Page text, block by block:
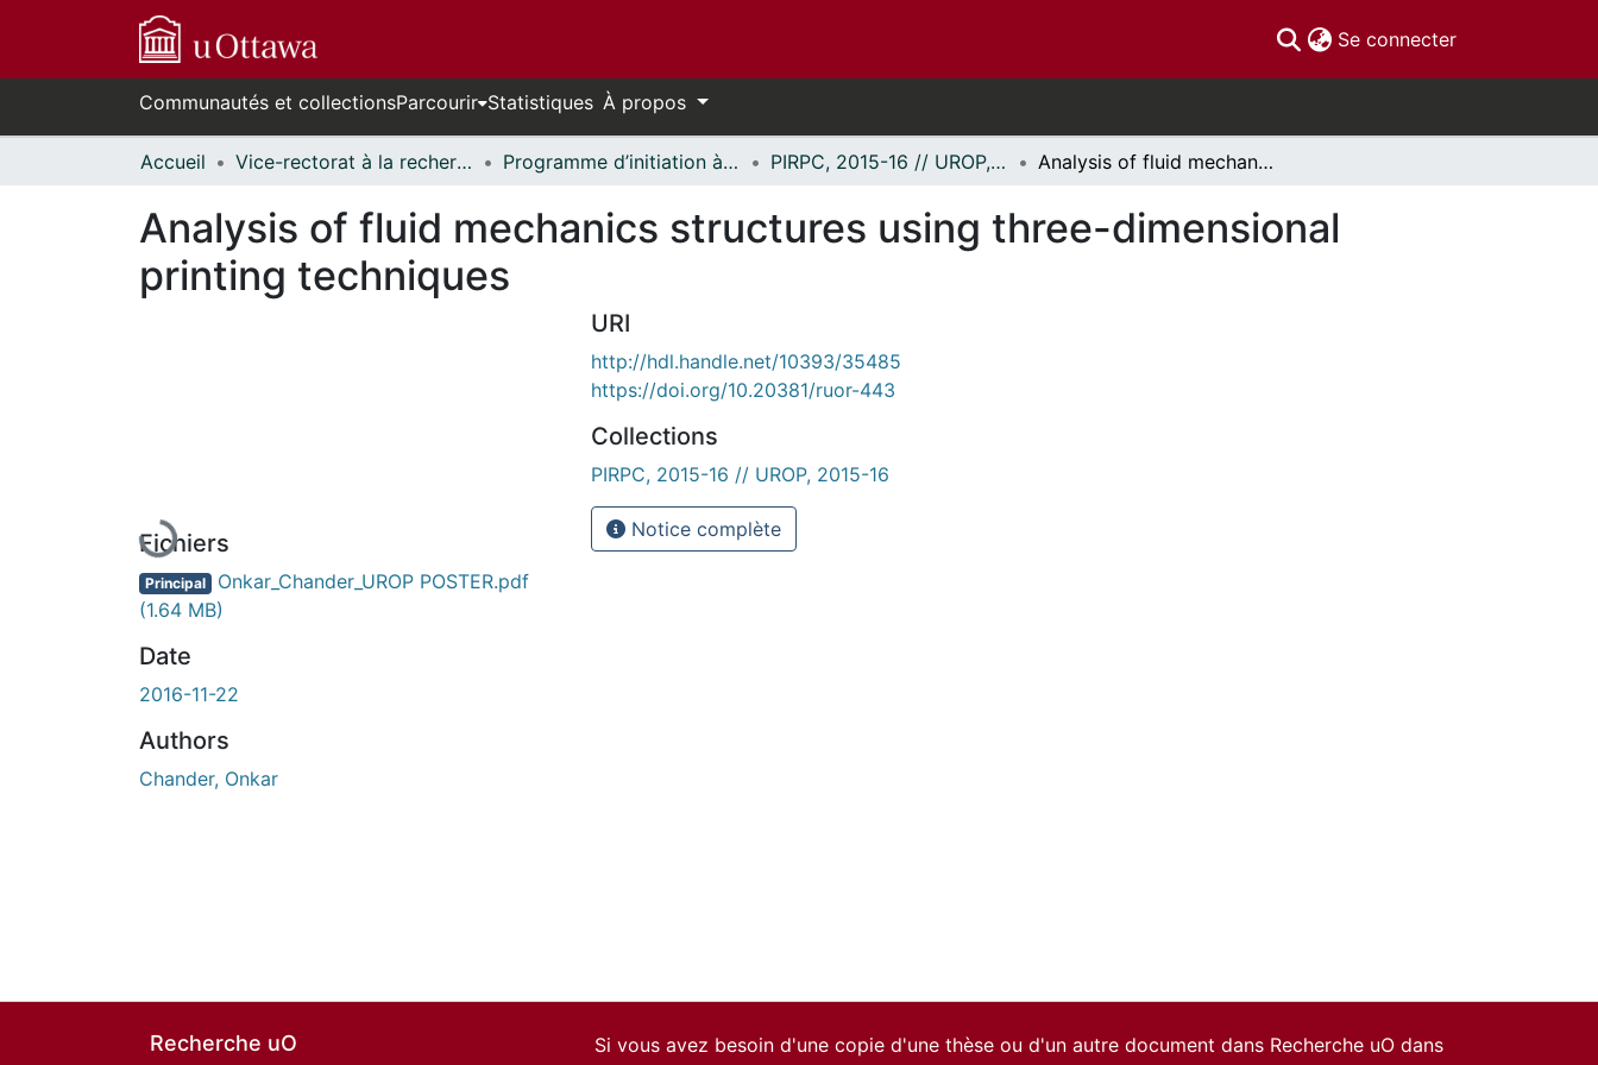
Se connecter(current)
Communautés et collectionsParcourir Statistiques À propos
Accueil Vice-rectorat à la recherche // Office of the V-P, Research Programme d’initiation à la recherche au premier cycle (PIRPC) // Undergraduate Research Opportunity Program (UROP) PIRPC, 2015-16 // UROP, 2015-16 Analysis of fluid mechanics structures using three-dimensional printing techniques
Analysis of fluid mechanics structures using three-dimensional
printing techniques
En cours de chargement...
Fichiers
Principal Onkar_Chander_UROP POSTER.pdf
(1.64 MB)
Date
2016-11-22
Authors
Chander, Onkar
URI
http://hdl.handle.net/10393/35485
https://doi.org/10.20381/ruor-443
Collections
PIRPC, 2015-16 // UROP, 2015-16
Notice complète
Recherche uO
Si vous avez besoin d'une copie d'une thèse ou d'un autre document dans Recherche uO dans